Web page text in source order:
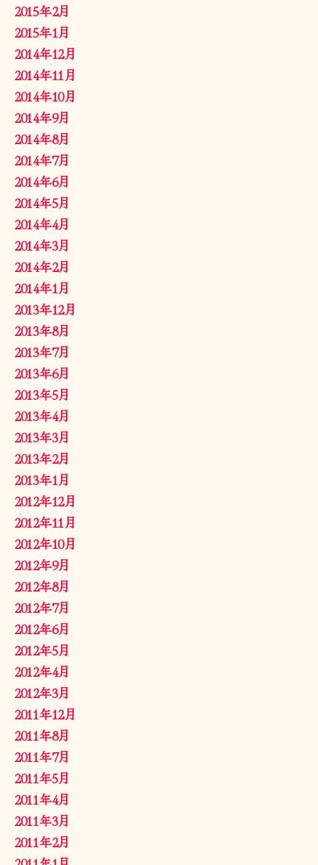
2015年2月
2015年1月
2014年12月
2014年11月
2014年10月
2014年9月
2014年8月
2014年7月
2014年6月
2014年5月
2014年4月
2014年3月
2014年2月
2014年1月
2013年12月
2013年8月
2013年7月
2013年6月
2013年5月
2013年4月
2013年3月
2013年2月
2013年1月
2012年12月
2012年11月
2012年10月
2012年9月
2012年8月
2012年7月
2012年6月
2012年5月
2012年4月
2012年3月
2011年12月
2011年8月
2011年7月
2011年5月
2011年4月
2011年3月
2011年2月